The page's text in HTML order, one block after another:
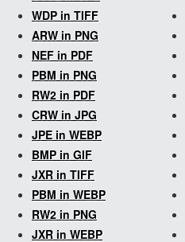
WDP in TIFF
ARW in PNG
NEF in PDF
PBM in PNG
RW2 in PDF
CRW in JPG
JPE in WEBP
BMP in GIF
JXR in TIFF
PBM in WEBP
RW2 in PNG
JXR in WEBP